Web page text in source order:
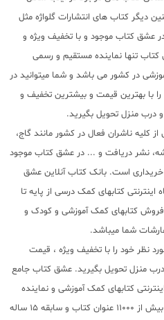
کتاب های انتشارات گلواژه مثل
عشق کتاب موجود و با تخفیف ویژه و
تنها نماینده مستقیم و رسمی
در کشور می باشد و شما میتوانید در
را با بهترین قیمت و بیشترین تخفیف و
درب منزل تحویل بگیرید.
کلیه ناشران فعال در کشور مانند گاج،
نشر دریافت و ... در عشق کتاب موجود
است. بانک کتاب آنلاین عشق
کتابهای کمک درسی از پایه تا
امر توزیع و فروش کتابهای کمک آموزشی و کودک و
شما میباشد.
نظر خود را با تخفیف ویژه ، قیمت
منزل تحویل بگیرید. عشق کتاب جامع
کتابهای کمک آموزشی و نماینده
مستقیم ناشران معتبر کمک آموزشی با بیش از 11000 عنوان کتاب و سابقه 15 ساله